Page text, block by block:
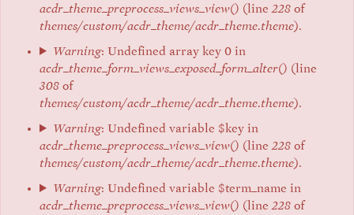
acdr_theme_preprocess_views_view() (line228 of
themes/custom/acdr_theme/acdr_theme.theme).
Warning: Undefined array key 0 in
acdr_theme_form_views_exposed_form_alter() (line
308 of
themes/custom/acdr_theme/acdr_theme.theme).
Warning: Undefined variable $key in
acdr_theme_preprocess_views_view() (line228 of
themes/custom/acdr_theme/acdr_theme.theme).
Warning: Undefined variable $term_name in
acdr_theme_preprocess_views_view() (line228 of